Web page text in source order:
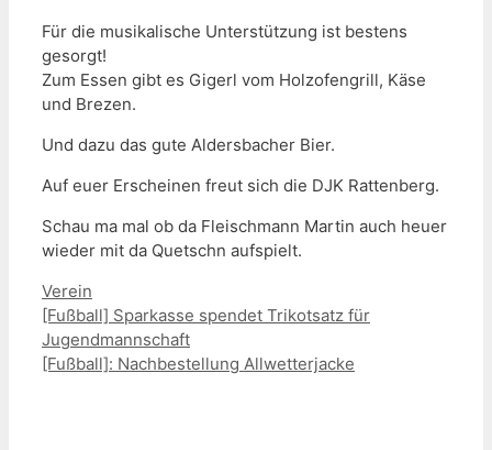
Für die musikalische Unterstützung ist bestens
gesorgt!
Zum Essen gibt es Gigerl vom Holzofengrill, Käse
und Brezen.
Und dazu das gute Aldersbacher Bier.
Auf euer Erscheinen freut sich die DJK Rattenberg.
Schau ma mal ob da Fleischmann Martin auch heuer
wieder mit da Quetschn aufspielt.
Kategorien
Verein
[Fußball] Sparkasse spendet Trikotsatz für
Jugendmannschaft
[Fußball]: Nachbestellung Allwetterjacke